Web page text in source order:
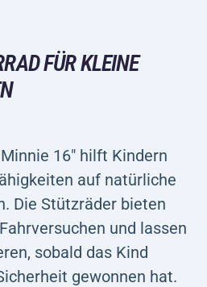
FÜR KLEINE
16" hilft Kindern
auf natürliche
Die Stützräder bieten
und lassen
sobald das Kind
gewonnen hat.